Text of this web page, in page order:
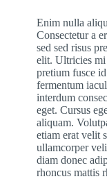
Enim nulla
Consectetur a
sed sed risus
elit. Ultricies
pretium fusce
fermentum
interdum
eget. Cursus
aliquam.
etiam erat velit
ullamcorper
diam donec
rhoncus mattis